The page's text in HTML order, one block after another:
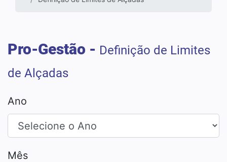
Pro-Gestão - Definição de Limites
de Alçadas
Ano
Mês